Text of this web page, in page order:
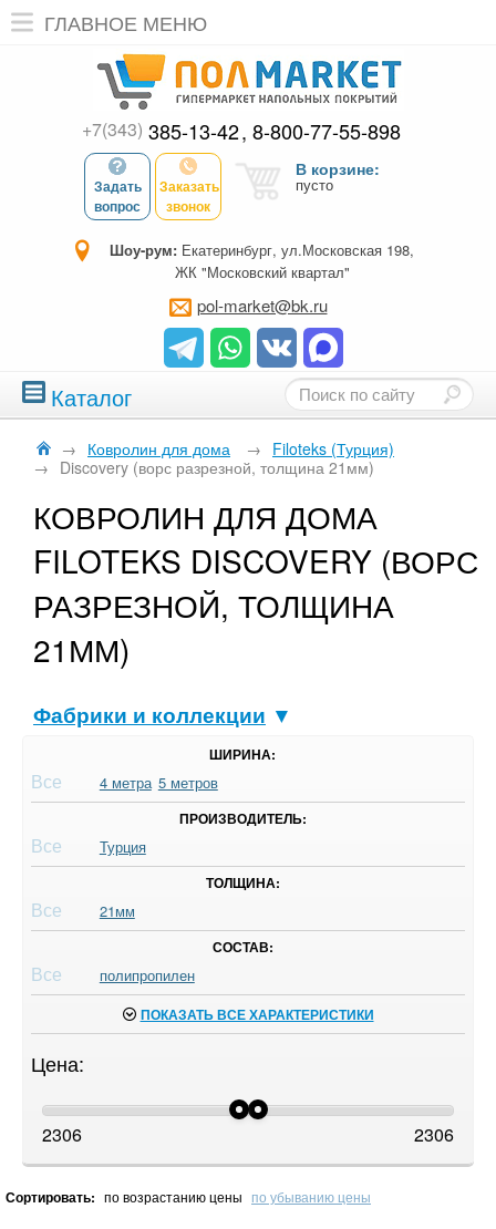
ГЛАВНОЕ МЕНЮ
+7(343) 385-13-42 8-800-77-55-898
Задать
вопрос
Заказать
звонок
В корзине:
пусто
Шоу-рум: Екатеринбург, ул.Московская 198,
ЖК "Московский квартал"
pol-market@bk.ru
Каталог
→ Ковролин для дома → Filoteks (Турция)
→ Discovery (ворс разрезной, толщина 21мм)
КОВРОЛИН ДЛЯ ДОМА
FILOTEKS DISCOVERY (ВОРС
РАЗРЕЗНОЙ, ТОЛЩИНА
21ММ)
Фабрики и коллекции ▼
ШИРИНА:
Все 4 метра 5 метров
ПРОИЗВОДИТЕЛЬ:
Все Турция
ТОЛЩИНА:
Все 21мм
СОСТАВ:
Все полипропилен
ПОКАЗАТЬ ВСЕ ХАРАКТЕРИСТИКИ
Цена:
2306 2306
Сортировать: по возрастанию цены по убыванию цены